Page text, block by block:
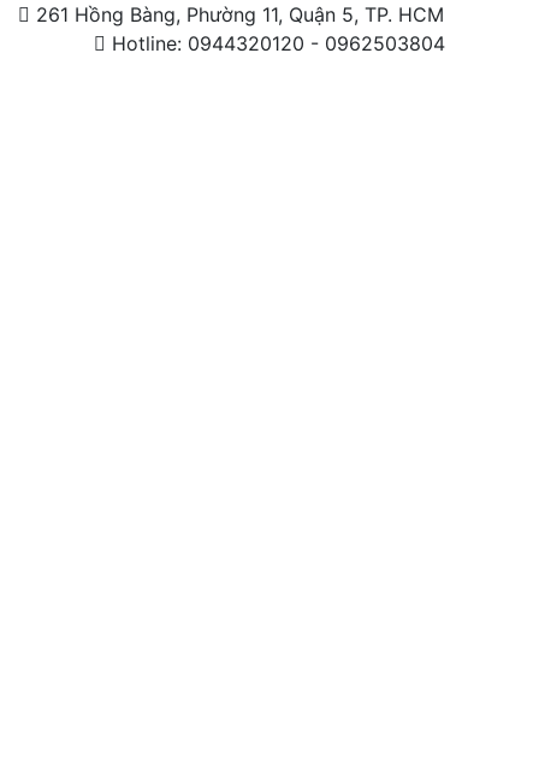
261 Hồng Bàng, Phường 11, Quận 5, TP. HCM
Hotline: 0944320120 - 0962503804